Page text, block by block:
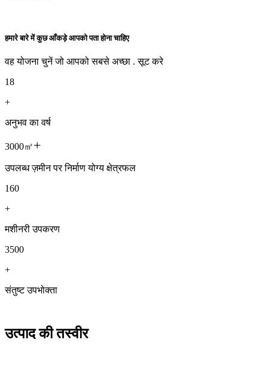
हमारे बारे में कुछ आँकड़े आपको पता होना चाहिए
वह योजना चुनें जो आपको सबसे अच्छा . सूट करे
18
+
अनुभव का वर्ष
3000㎡+
उपलब्ध ज़मीन पर निर्माण योग्य क्षेत्रफल
160
+
मशीनरी उपकरण
3500
+
संतुष्ट उपभोक्ता
उत्पाद की तस्वीर